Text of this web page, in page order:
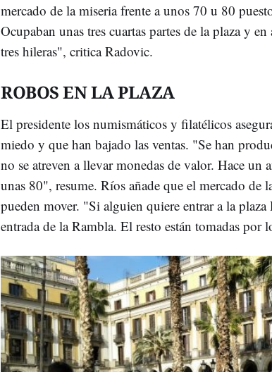
mercado de la miseria frente a unos 70 u 80
Ocupaban unas tres cuartas partes de la plaza y
tres hileras", criticaRadovic.
ROBOS EN LA PLAZA
El presidente los numismáticos y filatélicos
miedo y que han bajado las ventas. "Se han
no se atreven a llevar monedas de valor. Hace un
unas 80", resume. Ríos añade que el mercado de
pueden mover. "Si alguien quiere entrar a la plaza
entrada de la Rambla. El resto están tomadas por